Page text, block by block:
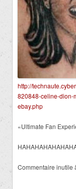
http://
820848-celine-dion-
ebay.php
«Ultimate Fan
Commentaire inutile